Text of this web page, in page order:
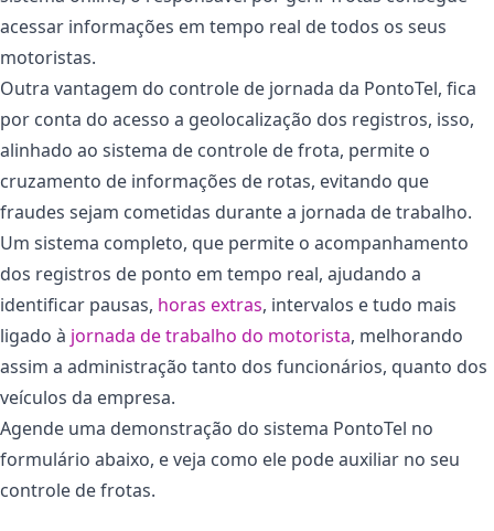
acessar informações em tempo real de todos os seus
motoristas.
Outra vantagem do controle de jornada da PontoTel, fica
por conta do acesso a geolocalização dos registros, isso,
alinhado ao sistema de controle de frota, permite o
cruzamento de informações de rotas, evitando que
fraudes sejam cometidas durante a jornada de trabalho.
Um sistema completo, que permite o acompanhamento
dos registros de ponto em tempo real, ajudando a
identificar pausas, horas extras, intervalos e tudo mais
ligado à jornada de trabalho do motorista, melhorando
assim a administração tanto dos funcionários, quanto dos
veículos da empresa.
Agende uma demonstração do sistema PontoTel no
formulário abaixo, e veja como ele pode auxiliar no seu
controle de frotas.